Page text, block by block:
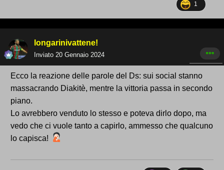
1
longarinivattene!
Inviato 20 Gennaio 2024
Ecco la reazione delle parole del Ds: sui social stanno
massacrando Diakitè, mentre la vittoria passa in secondo
piano.
Lo avrebbero venduto lo stesso e poteva dirlo dopo, ma
vedo che ci vuole tanto a capirlo, ammesso che qualcuno
lo capisca!